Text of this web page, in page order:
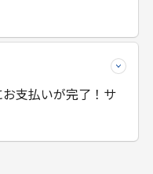
支払いが完了！サ